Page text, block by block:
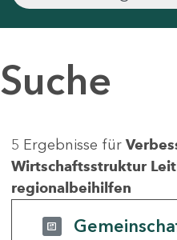
Suche
5 Ergebnisse für
Wirtschaftsstruktur
regionalbeihilfen